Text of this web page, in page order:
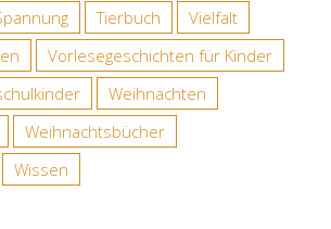
Tierbuch
Vielfalt
Vorlesegeschichten für Kinder
Weihnachten
Weihnachtsbücher
Wissen